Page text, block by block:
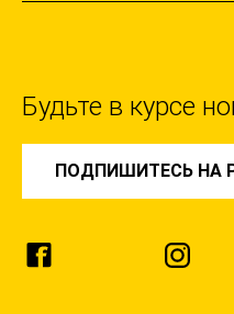
Будьте в курсе
ПОДПИШИТЕСЬ НА